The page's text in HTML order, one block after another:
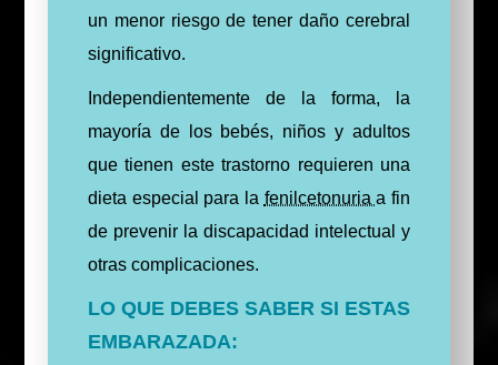
un menor riesgo de tener daño cerebral
significativo.
Independientemente de la forma, la
mayoría de los bebés, niños y adultos
que tienen este trastorno requieren una
dieta especial para la fenilcetonuriaa fin
de prevenir la discapacidad intelectual y
otras complicaciones.
LO QUE DEBES SABER SI ESTAS
EMBARAZADA: